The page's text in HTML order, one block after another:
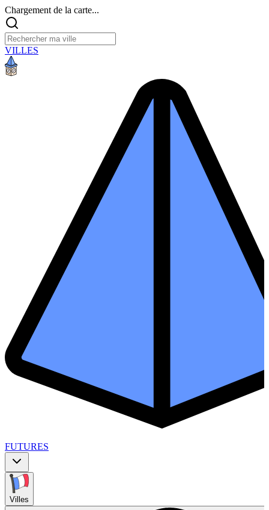
Chargement de la carte...
VILLES
FUTURES
Villes